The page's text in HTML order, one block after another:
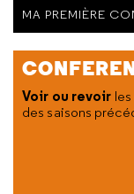
MA PREMIÈRE
Voir ou revoir
des saisons